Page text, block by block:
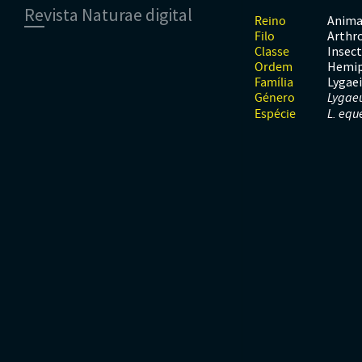
Répteis
Mamíferos
Moluscos
Revista Naturae digital
Reino
Filo
Classe
Ordem
Família
Género
Espécie L.